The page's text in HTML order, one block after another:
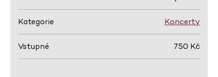
Kategorie Koncerty
Vstupné 750 Kč